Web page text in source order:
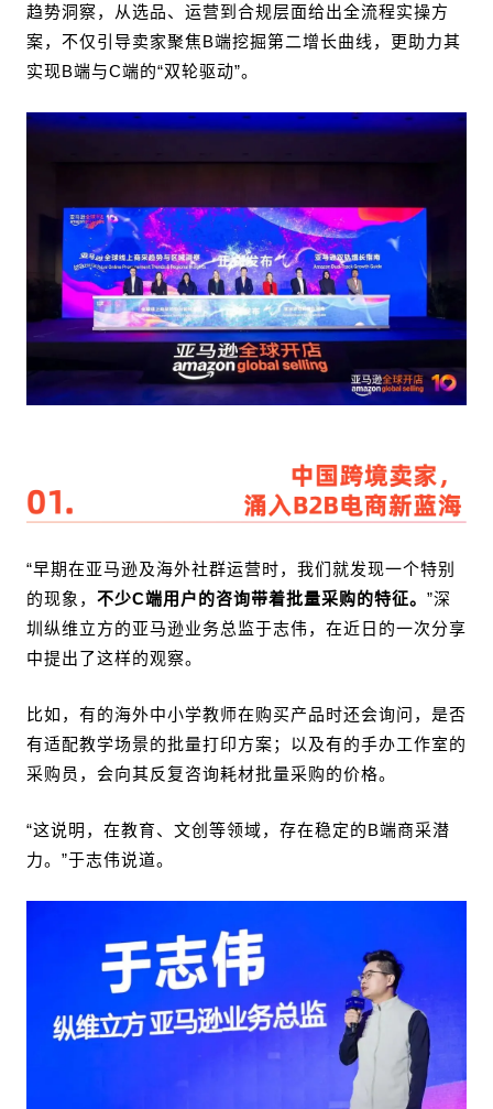
趋势洞察，从选品、运营到合规层面给出全流程实操方
案，不仅引导卖家聚焦B端挖掘第二增长曲线，更助力其
实现B端与C端的“双轮驱动”。
“早期在亚马逊及海外社群运营时，我们就发现一个特别
的现象， 不少C端用户的咨询带着批量采购的特征。 ”深
圳纵维立方的亚马逊业务总监于志伟，在近日的一次分享
中提出了这样的观察。
比如，有的海外中小学教师在购买产品时还会询问，是否
有适配教学场景的批量打印方案；以及有的手办工作室的
采购员，会向其反复咨询耗材批量采购的价格。
“这说明，在教育、文创等领域，存在稳定的B端商采潜
力。”于志伟说道。